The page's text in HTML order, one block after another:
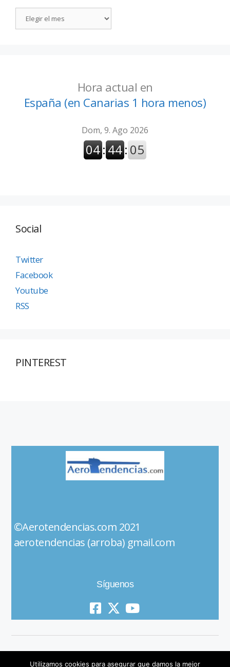
Hora actual en
España (en Canarias 1 hora menos)
Social
Twitter
Facebook
Youtube
RSS
PINTEREST
©Aerotendencias.com 2021
aerotendencias (arroba) gmail.com
Síguenos
Utilizamos cookies para asegurar que damos la mejor